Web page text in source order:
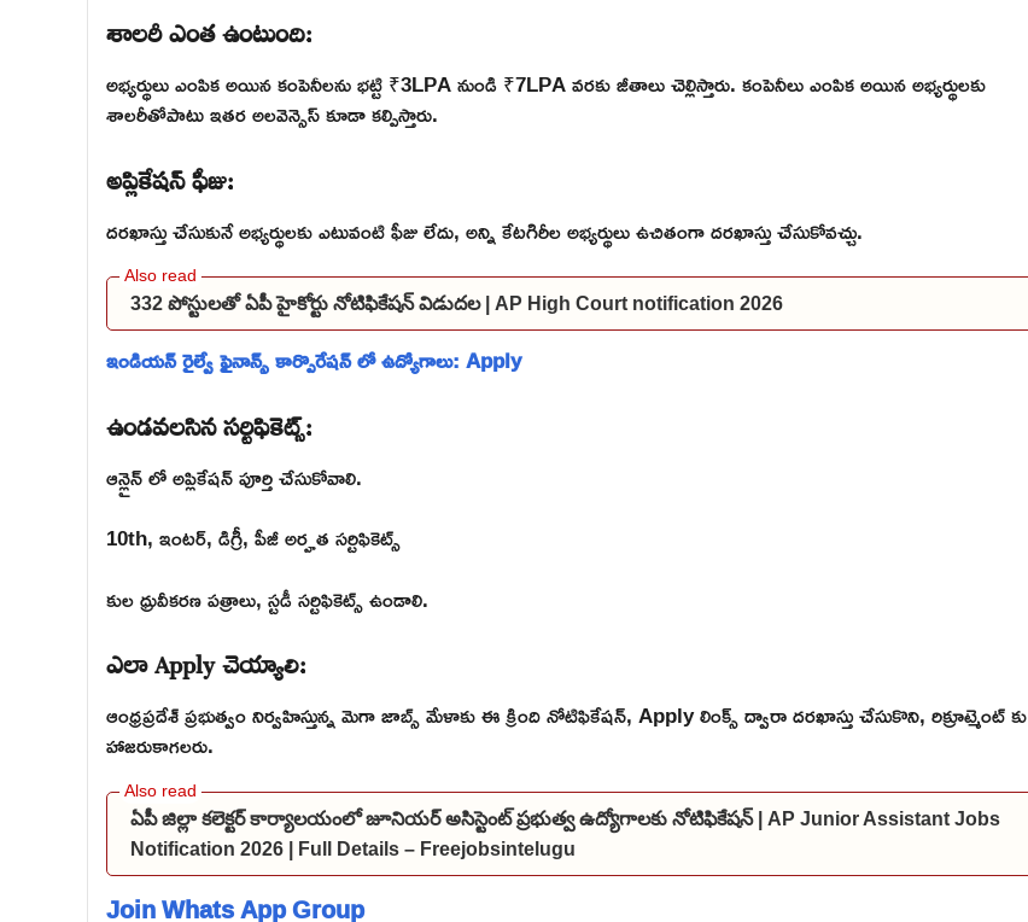
శాలరీ ఎంత ఉంటుంది:
అభ్యర్థులు ఎంపిక అయిన కంపెనీలను భట్టి ₹3LPA నుండి ₹7LPA వరకు జీతాలు చెల్లిస్తారు. కంపెనీలు ఎంపిక అయిన అభ్యర్థులకు
శాలరీతోపాటు ఇతర అలవెన్సెస్ కూడా కల్పిస్తారు.
అప్లికేషన్ ఫీజు:
దరఖాస్తు చేసుకునే అభ్యర్థులకు ఎటువంటి ఫీజు లేదు, అన్ని కేటగిరీల అభ్యర్థులు ఉచితంగా దరఖాస్తు చేసుకోవచ్చు.
332 పోస్టులతో ఏపీ హైకోర్టు నోటిఫికేషన్ విడుదల | AP High Court notification 2026
ఇండియన్ రైల్వే ఫైనాన్స్ కార్పొరేషన్ లో ఉద్యోగాలు: Apply
ఉండవలసిన సర్టిఫికెట్స్:
ఆన్లైన్ లో అప్లికేషన్ పూర్తి చేసుకోవాలి.
10th, ఇంటర్, డిగ్రీ, పీజీ అర్హత సర్టిఫికెట్స్
కుల ధ్రువీకరణ పత్రాలు, స్టడీ సర్టిఫికెట్స్ ఉండాలి.
ఎలా Apply చెయ్యాలి:
ఆంధ్రప్రదేశ్ ప్రభుత్వం నిర్వహిస్తున్న మెగా జాబ్స్ మేళాకు ఈ క్రింది నోటిఫికేషన్, Apply లింక్స్ ద్వారా దరఖాస్తు చేసుకొని, రిక్రూట్మెంట్ కు
హాజరుకాగలరు.
ఏపీ జిల్లా కలెక్టర్ కార్యాలయంలో జూనియర్ అసిస్టెంట్ ప్రభుత్వ ఉద్యోగాలకు నోటిఫికేషన్ | AP Junior Assistant Jobs
Notification 2026 | Full Details – Freejobsintelugu
Join Whats App Group